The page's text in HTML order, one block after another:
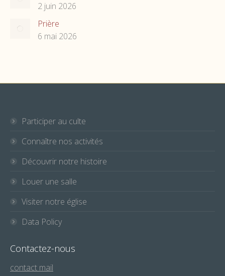
2 juin 2026
Prière
6 mai 2026
Participer au culte
Connaître nos activités
Découvrir notre histoire
Louer une salle
Visiter notre église
Data Policy
Contactez-nous
contact mail